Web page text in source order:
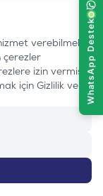
verebilmek
çerezler
izin vermiş
için Gizlilik ve